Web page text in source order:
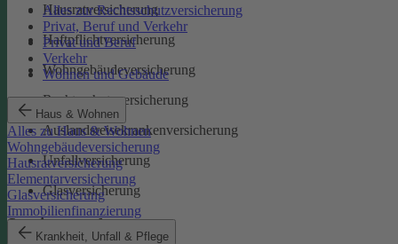
Alles zur Rechtsschutzversicherung
Privat, Beruf und Verkehr
Privat und Beruf
Verkehr
Wohnen und Gebäude
Haus & Wohnen
Alles zu Haus & Wohnen
Wohngebäudeversicherung
Hausratversicherung
Elementarversicherung
Glasversicherung
Immobilienfinanzierung
Krankheit, Unfall & Pflege
Hausratversicherung
Haftpflichtversicherung
Wohngebäudeversicherung
Rechtsschutzversicherung
Auslandsreisekrankenversicherung
Unfallversicherung
Glasversicherung
Serviceportal